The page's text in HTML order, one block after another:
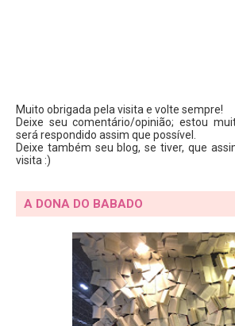
Muito obrigada pela visita e volte sempre!
Deixe seu comentário/opinião; estou
será respondido assim que possível.
Deixe também seu blog, se tiver, que
visita :)
A DONA DO BABADO